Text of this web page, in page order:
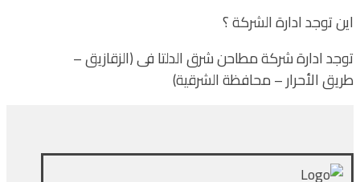
اين توجد ادارة الشركة ؟
توجد ادارة شركة مطاحن شرق الدلتا فى (الزقازيق –
طريق الأحرار – محافظة الشرقية)